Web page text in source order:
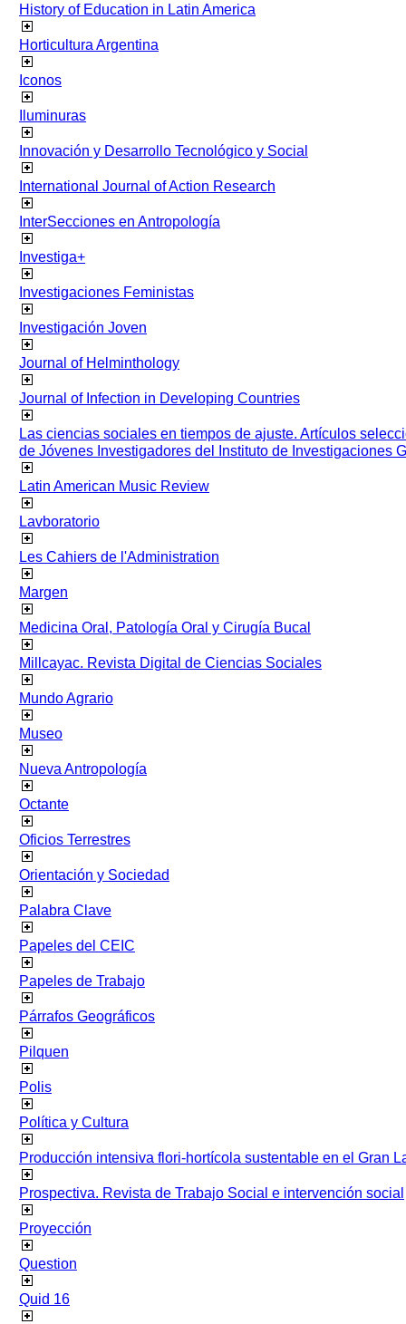
History of Education in Latin America
Horticultura Argentina
Iconos
Iluminuras
Innovación y Desarrollo Tecnológico y Social
International Journal of Action Research
InterSecciones en Antropología
Investiga+
Investigaciones Feministas
Investigación Joven
Journal of Helminthology
Journal of Infection in Developing Countries
Las ciencias sociales en tiempos de ajuste. Artículos
de Jóvenes Investigadores del Instituto de Investigaciones
Latin American Music Review
Lavboratorio
Les Cahiers de l'Administration
Margen
Medicina Oral, Patología Oral y Cirugía Bucal
Millcayac. Revista Digital de Ciencias Sociales
Mundo Agrario
Museo
Nueva Antropología
Octante
Oficios Terrestres
Orientación y Sociedad
Palabra Clave
Papeles del CEIC
Papeles de Trabajo
Párrafos Geográficos
Pilquen
Polis
Política y Cultura
Producción intensiva flori-hortícola sustentable en el Gran
Prospectiva. Revista de Trabajo Social e intervención social
Proyección
Question
Quid 16